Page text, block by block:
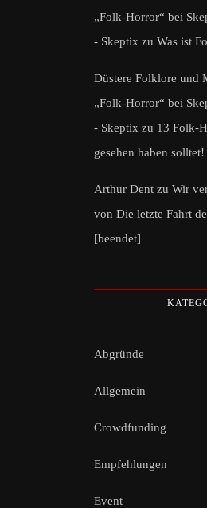
„Folk-Horror“ bei
- Skeptix zu Was ist
Düstere Folklore und
„Folk-Horror“ bei
- Skeptix zu 13 Folk-
gesehen haben solltet!
Arthur Dent zu Wir
von Die letzte Fahrt
[beendet]
Abgründe
Allgemein
Crowdfunding
Empfehlungen
Event